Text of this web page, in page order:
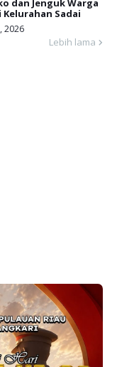
dan Jenguk Warga
Kelurahan Sadai
2026
Lebih lama